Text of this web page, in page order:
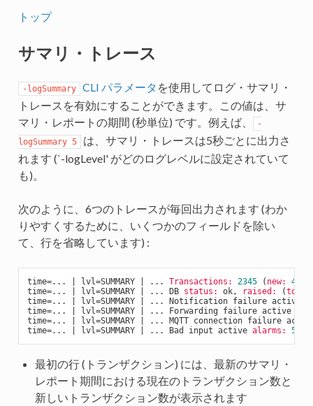
トップ
サマリ・トレース
-logSummary CLI パラメータ を使用してログ・サマリ・
トレースを有効にすることができます。この値は、サ
マリ・レポートの期間 (秒単位) です。例えば、
-
logSummary 5
は、サマリ・トレースは5秒ごとに出力さ
れます (`-logLevel' がどのログレベルに設定されていて
も)。
次のように、6つのトレースが毎回出力されます (わか
りやすくするために、いくつかのフィールドを除い
て、行を省略しています) :
time=... | lvl=SUMMARY | ... Transactions: 2345 ( new: 45
time=... | lvl=SUMMARY | ... DB status: ok, raised: (
time=... | lvl=SUMMARY | ... Notification failure active
time=... | lvl=SUMMARY | ... Forwarding failure active
time=... | lvl=SUMMARY | ... MQTT connection failure
time=... | lvl=SUMMARY | ... Bad input active alarms: 5
最初の行 (トランザクション) には、最新のサマリ・
レポート期間における現在のトランザクション数と
新しいトランザクション数が表示されます